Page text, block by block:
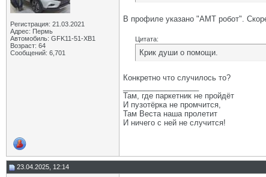
Регистрация: 21.03.2021
Адрес: Пермь
Автомобиль: GFK11-51-ХВ1
Возраст: 64
Сообщений: 6,701
В профиле указано "АМТ робот".
Цитата:
Крик души о помощи.
Конкретно что случилось то?
Там, где паркетник не пройдёт
И пузотёрка не промчится,
Там Веста наша пролетит
И ничего с ней не случится!
23.04.2025, 12:14